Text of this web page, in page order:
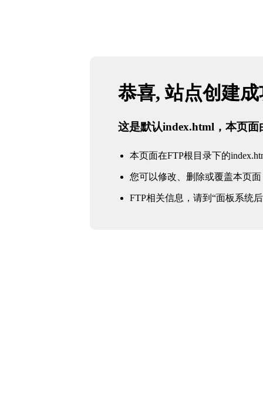
恭喜, 站点创建
这是默认index.html，本页面
本页面在FTP根目录下的
您可以修改、删除或覆盖本页面
FTP相关信息，请到“面板系统